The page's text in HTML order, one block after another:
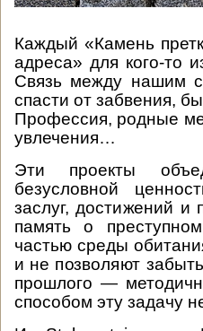
Каждый «Камень
адреса» для кого-то
Связь между нашим
спасти от забвения,
Профессия, родные
увлечения…
Эти проекты
безусловной
заслуг, достижений
память о
частью среды
и не позволяют
прошлого —
способом эту задачу